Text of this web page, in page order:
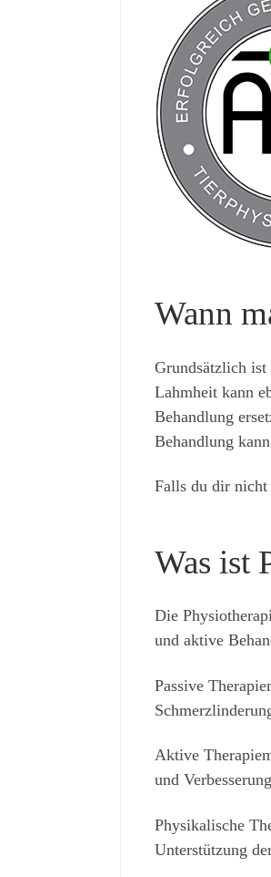
Wann
Grundsätzlich ist
Lahmheit kann
Behandlung
Behandlung
Falls du dir nicht
Was ist
Die
und aktive
Passive
Aktive
und
Physikalische
Unterstützung